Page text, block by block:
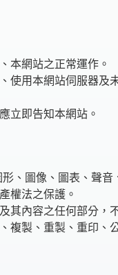
本網站之正常運作。
使用本網站伺服器及
立即告知本網站。
、圖像、圖表、聲
權法之保護。
其內容之任何部分
複製、重製、重印